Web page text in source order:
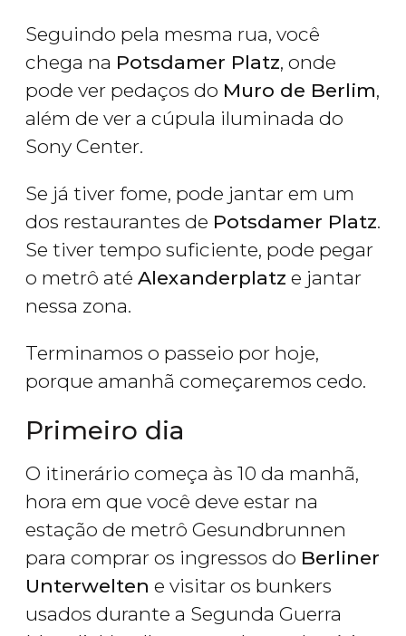
Seguindo pela mesma rua, você
chega na Potsdamer Platz, onde
pode ver pedaços do Muro de Berlim,
além de ver a cúpula iluminada do
Sony Center.
Se já tiver fome, pode jantar em um
dos restaurantes de Potsdamer Platz.
Se tiver tempo suficiente, pode pegar
o metrô até Alexanderplatz e jantar
nessa zona.
Terminamos o passeio por hoje,
porque amanhã começaremos cedo.
Primeiro dia
O itinerário começa às 10 da manhã,
hora em que você deve estar na
estação de metrô Gesundbrunnen
para comprar os ingressos do Berliner
Unterwelten e visitar os bunkers
usados durante a Segunda Guerra